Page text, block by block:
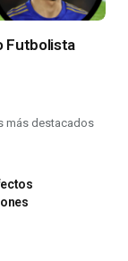
Futbolista
más destacados